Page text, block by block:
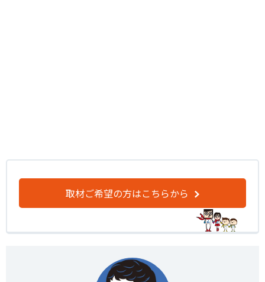
取材ご希望の方はこちらから